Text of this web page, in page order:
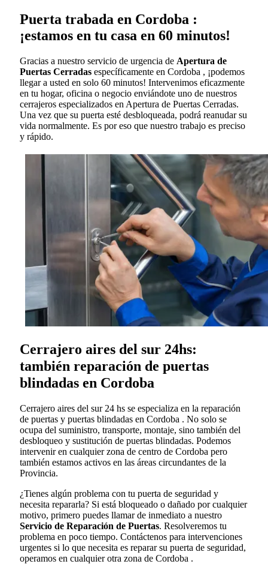
Puerta trabada en Cordoba :
¡estamos en tu casa en 60 minutos!
Gracias a nuestro servicio de urgencia de Apertura de
Puertas Cerradas específicamente en Cordoba , ¡podemos
llegar a usted en solo 60 minutos! Intervenimos eficazmente
en tu hogar, oficina o negocio enviándote uno de nuestros
cerrajeros especializados en Apertura de Puertas Cerradas.
Una vez que su puerta esté desbloqueada, podrá reanudar su
vida normalmente. Es por eso que nuestro trabajo es preciso
y rápido.
Cerrajero aires del sur 24hs:
también reparación de puertas
blindadas en Cordoba
Cerrajero aires del sur 24 hs se especializa en la reparación
de puertas y puertas blindadas en Cordoba . No solo se
ocupa del suministro, transporte, montaje, sino también del
desbloqueo y sustitución de puertas blindadas. Podemos
intervenir en cualquier zona de centro de Cordoba pero
también estamos activos en las áreas circundantes de la
Provincia.
¿Tienes algún problema con tu puerta de seguridad y
necesita repararla? Si está bloqueado o dañado por cualquier
motivo, primero puedes llamar de inmediato a nuestro
Servicio de Reparación de Puertas. Resolveremos tu
problema en poco tiempo. Contáctenos para intervenciones
urgentes si lo que necesita es reparar su puerta de seguridad,
operamos en cualquier otra zona de Cordoba .